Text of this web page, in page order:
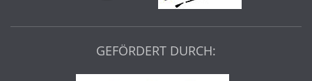
GEFÖRDERT DURCH: